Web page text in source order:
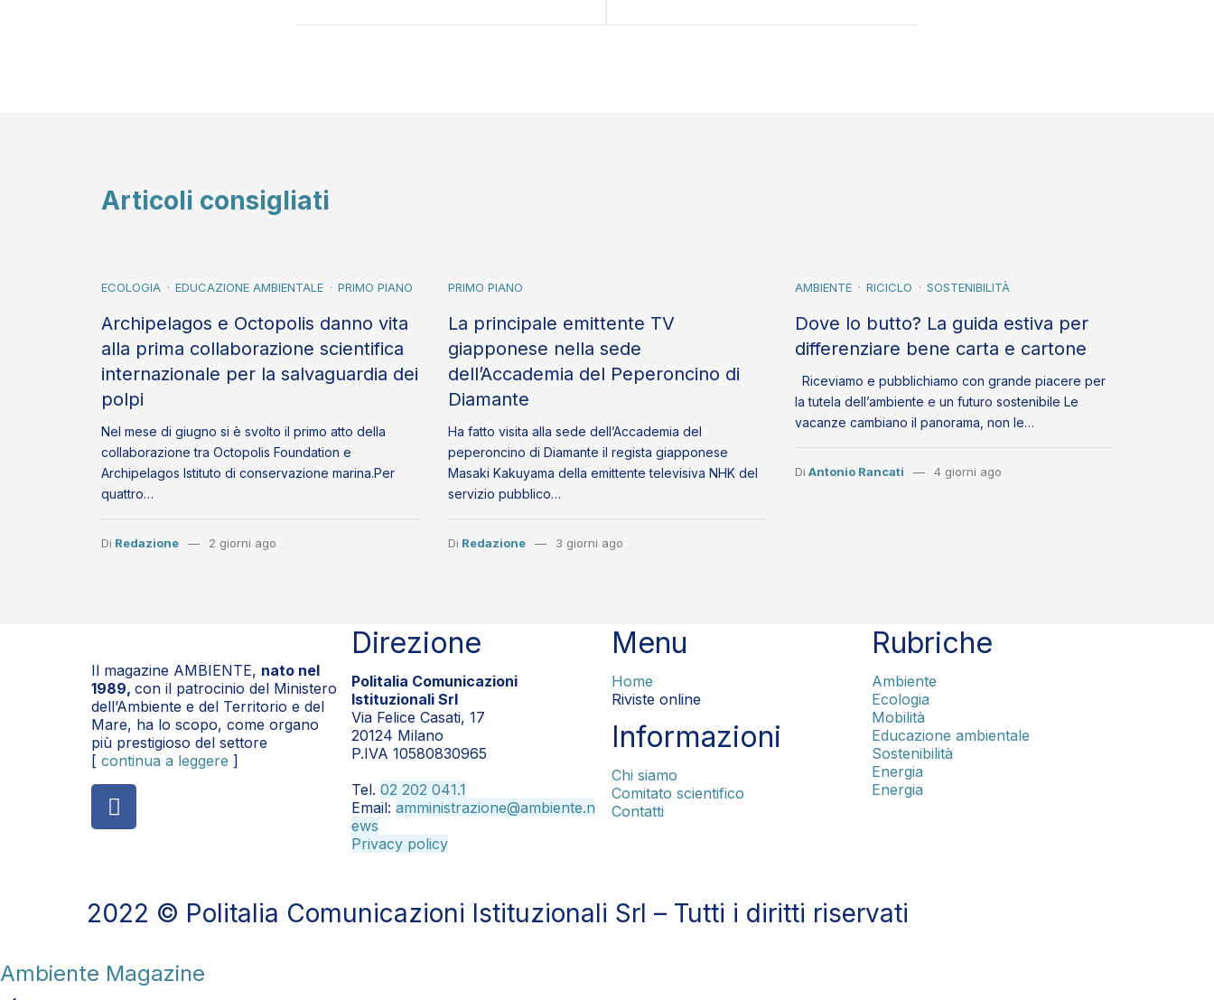
Articoli consigliati
ECOLOGIA EDUCAZIONE AMBIENTALE PRIMO PIANO
Archipelagos e Octopolis danno vita
alla prima collaborazione scientifica
internazionale per la salvaguardia dei
polpi
Nel mese di giugno si è svolto il primo atto della
collaborazione tra Octopolis Foundation e
Archipelagos Istituto di conservazione marina.Per
quattro…
Di Redazione 2 giorni ago
PRIMO PIANO
La principale emittente TV
giapponese nella sede
dell’Accademia del Peperoncino di
Diamante
Ha fatto visita alla sede dell’Accademia del
peperoncino di Diamante il regista giapponese
Masaki Kakuyama della emittente televisiva NHK del
servizio pubblico…
Di Redazione 3 giorni ago
AMBIENTE RICICLO SOSTENIBILITÀ
Dove lo butto? La guida estiva per
differenziare bene carta e cartone
Riceviamo e pubblichiamo con grande piacere per
la tutela dell’ambiente e un futuro sostenibile Le
vacanze cambiano il panorama, non le…
Di Antonio Rancati 4 giorni ago
Il magazine AMBIENTE, nato nel
1989, con il patrocinio del Ministero
dell’Ambiente e del Territorio e del
Mare, ha lo scopo, come organo
più prestigioso del settore
[ continua a leggere ]
Direzione
Politalia Comunicazioni
Istituzionali Srl
Via Felice Casati, 17
20124 Milano
P.IVA 10580830965
Tel. 02 202 041.1
Email: amministrazione@ambiente.n
ews
Privacy policy
Menu
Home
Riviste online
Informazioni
Chi siamo
Comitato scientifico
Contatti
Rubriche
Ambiente
Ecologia
Mobilità
Educazione ambientale
Sostenibilità
Energia
Energia
2022 © Politalia Comunicazioni Istituzionali Srl – Tutti i diritti riservati
Ambiente Magazine